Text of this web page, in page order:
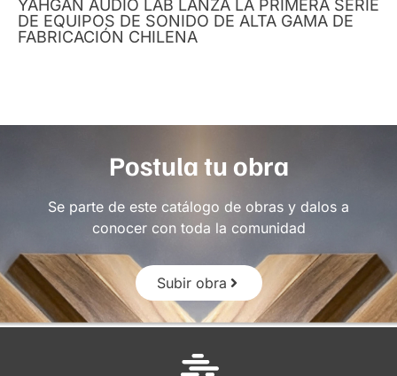
YAHGAN AUDIO LAB LANZA LA PRIMERA SERIE
DE EQUIPOS DE SONIDO DE ALTA GAMA DE
FABRICACIÓN CHILENA
Postula tu obra
Se parte de este catálogo de obras y dalos a
conocer con toda la comunidad
Subir obra